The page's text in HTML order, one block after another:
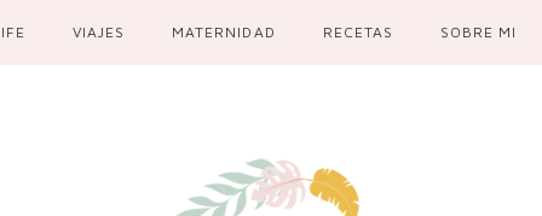
VIAJES MATERNIDAD RECETAS SOBRE MI